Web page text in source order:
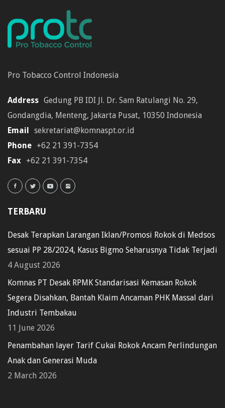
Pro Tobacco Control Indonesia
Address Gedung PB IDI Jl. Dr. Sam Ratulangi No. 29,
Gondangdia, Menteng, Jakarta Pusat, 10350 Indonesia
Email
sekretariat@komnaspt.or.id
Phone +62 21 391-7354
Fax +62 21 391-7354
TERBARU
Desak Terapkan Larangan Iklan/Promosi Rokok di Medsos
sesuai PP 28/2024, Kasus Bigmo Seharusnya Tidak Terjadi
4 August 2026
Komnas PT Desak RPMK Standarisasi Kemasan Rokok
Segera Disahkan, Bantah Klaim Ancaman PHK Massal dari
Industri Tembakau
11 June 2026
Penambahan layer Tarif Cukai Rokok Ancam Perlindungan
Anak dan Generasi Muda
2 March 2026